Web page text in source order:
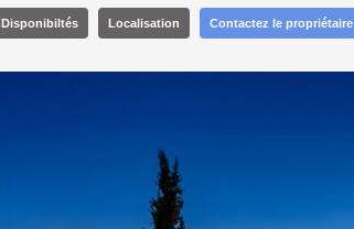
Disponibiltés Localisation Contactez le propriétaire